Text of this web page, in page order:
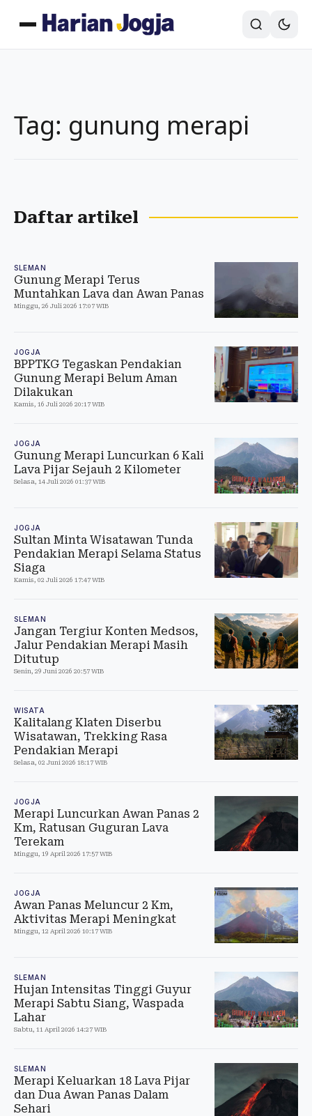
Tag: gunung merapi
Daftar artikel
SLEMAN
Gunung Merapi Terus
Muntahkan Lava dan Awan Panas
Minggu, 26 Juli 2026 17:07 WIB
JOGJA
BPPTKG Tegaskan Pendakian
Gunung Merapi Belum Aman
Dilakukan
Kamis, 16 Juli 2026 20:17 WIB
JOGJA
Gunung Merapi Luncurkan 6 Kali
Lava Pijar Sejauh 2 Kilometer
Selasa, 14 Juli 2026 01:37 WIB
JOGJA
Sultan Minta Wisatawan Tunda
Pendakian Merapi Selama Status
Siaga
Kamis, 02 Juli 2026 17:47 WIB
SLEMAN
Jangan Tergiur Konten Medsos,
Jalur Pendakian Merapi Masih
Ditutup
Senin, 29 Juni 2026 20:57 WIB
WISATA
Kalitalang Klaten Diserbu
Wisatawan, Trekking Rasa
Pendakian Merapi
Selasa, 02 Juni 2026 18:17 WIB
JOGJA
Merapi Luncurkan Awan Panas 2
Km, Ratusan Guguran Lava
Terekam
Minggu, 19 April 2026 17:57 WIB
JOGJA
Awan Panas Meluncur 2 Km,
Aktivitas Merapi Meningkat
Minggu, 12 April 2026 10:17 WIB
SLEMAN
Hujan Intensitas Tinggi Guyur
Merapi Sabtu Siang, Waspada
Lahar
Sabtu, 11 April 2026 14:27 WIB
SLEMAN
Merapi Keluarkan 18 Lava Pijar
dan Dua Awan Panas Dalam
Sehari